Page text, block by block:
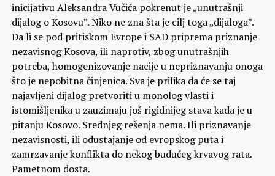
inicijativu Aleksandra Vučića pokrenut je „unutrašnji
dijalog o Kosovu”. Niko ne zna šta je cilj toga „dijaloga”.
Da li se pod pritiskom Evrope i SAD priprema priznanje
nezavisnog Kosova, ili naprotiv, zbog unutrašnjih
potreba, homogenizovanje nacije u nepriznavanju onoga
što je nepobitna činjenica. Sva je prilika da će se taj
najavljeni dijalog pretvoriti u monolog vlasti i
istomišljenika u zauzimaju još rigidnijeg stava kada je u
pitanju Kosovo. Srednjeg rešenja nema. Ili priznavanje
nezavisnosti, ili odustajanje od evropskog puta i
zamrzavanje konflikta do nekog budućeg krvavog rata.
Pametnom dosta.